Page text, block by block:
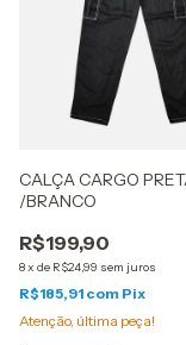
CALÇA CARGO
/BRANCO
R$199,90
8x de R$24,99 sem juros
R$185,91 com Pix
Atenção, última peça!